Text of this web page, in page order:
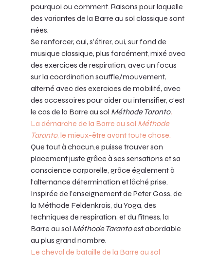
pourquoi ou comment. Raisons pour laquelle
des variantes de la Barre au sol classique sont
nées.
Se renforcer, oui, s’étirer, oui, sur fond de
musique classique, plus forcément, mixé avec
des exercices de respiration, avec un focus
sur la coordination souffle/mouvement,
alterné avec des exercices de mobilité, avec
des accessoires pour aider ou intensifier, c’est
le cas de la Barre au sol Méthode Taranto.
La démarche de la Barre au sol Méthode
Taranto, le mieux-être avant toute chose.
Que tout à chacun.e puisse trouver son
placement juste grâce à ses sensations et sa
conscience corporelle, grâce également à
l’alternance détermination et lâché prise.
Inspirée de l’enseignement de Peter Goss, de
la Méthode Feldenkrais, du Yoga, des
techniques de respiration, et du fitness, la
Barre au sol Méthode Taranto est abordable
au plus grand nombre.
Le cheval de bataille de la Barre au sol